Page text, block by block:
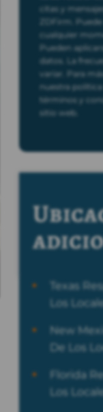
citas y
ZDFirm.
cualquier
Pueden
datos. La
variar. Para
nuestra
términos y
sitio web.
Texas
Los
New
De Los
Florida
Los